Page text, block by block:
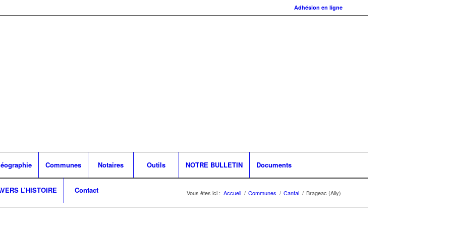
Adhésion en ligne
Communes Notaires Outils NOTRE BULLETIN Documents
L’HISTOIRE Contact Vous êtes ici : Accueil / Communes / Cantal / Brageac (Ally)